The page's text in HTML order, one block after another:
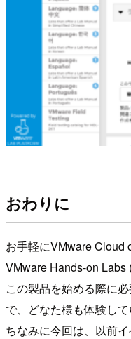
おわりに
お手軽にVMware Cloud
VMware Hands-on Labs
この製品を始める際に
で、どなた様も体験し
ちなみに今回は、以前